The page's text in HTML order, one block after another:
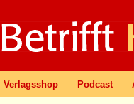
Verlagsshop Podcast